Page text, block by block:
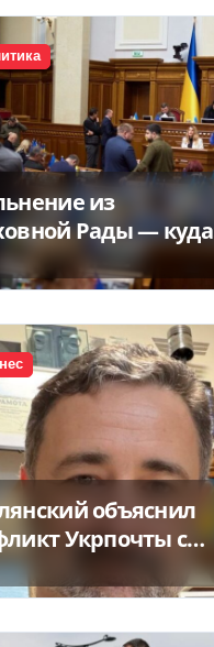
из
Рады — куда
71 народный
за семь лет
объяснил
Укрпочты с
за платежек